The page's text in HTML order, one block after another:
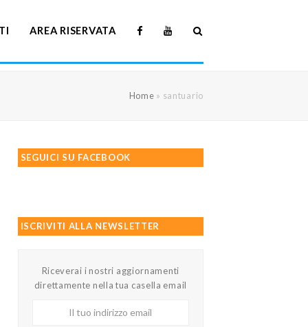
AREA RISERVATA
Home » santuario
SEGUICI SU FACEBOOK
ISCRIVITI ALLA NEWSLETTER
Riceverai i nostri aggiornamenti
direttamente nella tua casella email